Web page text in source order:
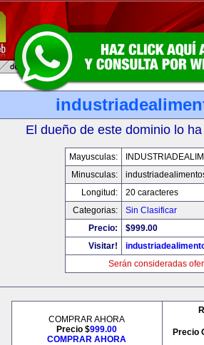
El dueño de este dominio lo
Mayusculas:
Minusculas:
Longitud:
20 caracteres
Categorias:
Sin Clasificar
Precio:
$999.00
Visitar!
Serán consideradas
COMPRAR AHORA
Precio $999.00
COMPRAR AHORA
Precio